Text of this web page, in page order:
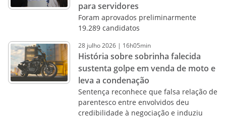
para servidores
Foram aprovados preliminarmente
19.289 candidatos
28 julho2026 | 16h05min
História sobre sobrinha falecida
sustenta golpe em venda de moto e
leva a condenação
Sentença reconhece que falsa relação de
parentesco entre envolvidos deu
credibilidade à negociação e induziu